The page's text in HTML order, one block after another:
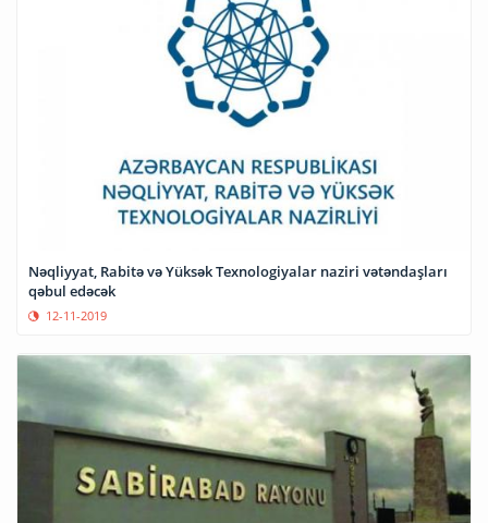
Nəqliyyat, Rabitə və Yüksək Texnologiyalar naziri vətəndaşları
qəbul edəcək
12-11-2019